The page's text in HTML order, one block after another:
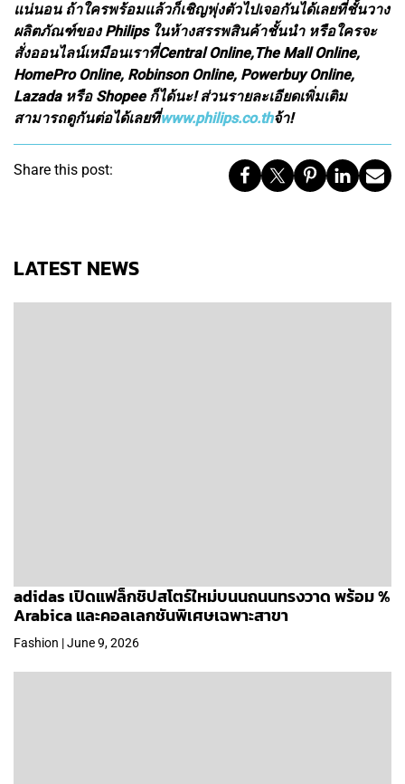
แน่นอน ถ้าใครพร้อมแล้วก็เชิญพุ่งตัวไปเจอกันได้เลยที่ชั้นวาง
ผลิตภัณฑ์ของ Philips ในห้างสรรพสินค้าชั้นนำ หรือใครจะ
สั่งออนไลน์เหมือนเราที่Central Online,The Mall Online,
HomePro Online, Robinson Online, Powerbuy Online,
Lazada หรือ Shopee ก็ได้นะ! ส่วนรายละเอียดเพิ่มเติม
สามารถดูกันต่อได้เลยที่www.philips.co.thจ้า!
Share this post:
LATEST NEWS
adidas เปิดแฟล็กชิปสโตร์ใหม่บนนถนนทรงวาด พร้อม %
Arabica และคอลเลกชันพิเศษเฉพาะสาขา
Fashion | June 9, 2026